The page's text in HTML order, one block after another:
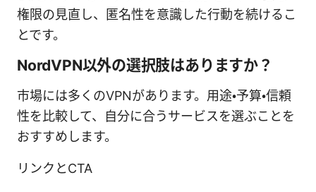
権限の見直し、匿名性を意識した行動を続けるこ
とです。
NordVPN以外の選択肢はありますか？
市場には多くのVPNがあります。用途・予算・信頼
性を比較して、自分に合うサービスを選ぶことを
おすすめします。
リンクとCTA